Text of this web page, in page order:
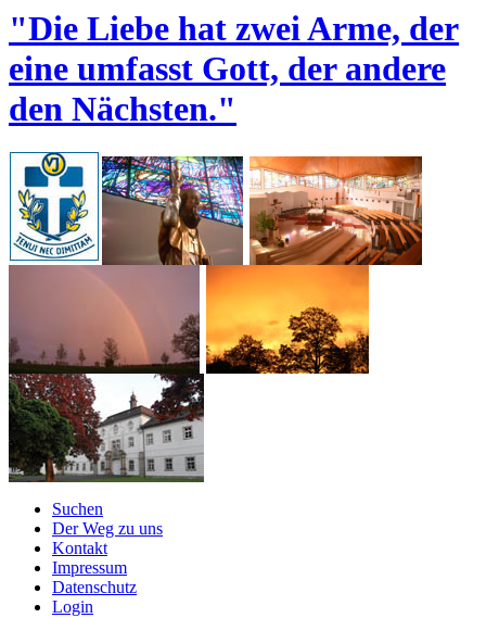
"Die Liebe hat zwei Arme, der
eine umfasst Gott, der andere
den Nächsten."
Suchen
Der Weg zu uns
Kontakt
Impressum
Datenschutz
Login